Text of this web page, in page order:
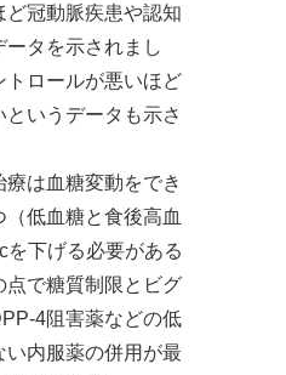
ど冠動脈疾患や認知
タを示されまし
トロールが悪いほど
いうデータも示さ
は血糖変動をでき
低血糖と食後高血
下げる必要がある
点で糖質制限とビグ
4阻害薬などの低
い内服薬の併用が最